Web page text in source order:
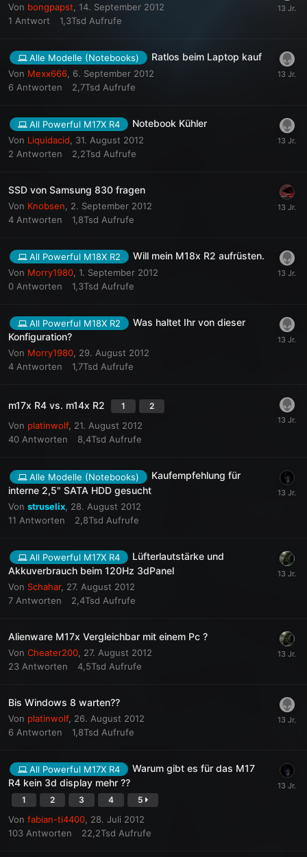
Von bongpapst
14. September 2012
1 Antwort 1,3Tsd Aufrufe
Alle Modelle (Notebooks) Ratlos beim Laptop kauf
Von Mexx666 6. September 2012
6 Antworten 2,7Tsd Aufrufe
All Powerful M17X R4 Notebook Kühler
Von Liquidacid
31. August 2012
2 Antworten 2,2Tsd Aufrufe
SSD von Samsung 830 fragen
Von Knobsen
2. September 2012
4 Antworten 1,8Tsd Aufrufe
All Powerful M18X R2 Will mein M18x R2 aufrüsten.
Von Morry1980, 1. September 2012
0 Antworten 1,3Tsd Aufrufe
All Powerful M18X R2
Was haltet Ihr von dieser
Konfiguration?
Von Morry1980, 29. August 2012
4 Antworten 1,7Tsd Aufrufe
m17x R4 vs. m14x R2 1 2
Von platinwolf, 21. August 2012
40 Antworten 8,4Tsd Aufrufe
Alle Modelle (Notebooks)
Kaufempfehlung für
interne 2,5" SATA HDD gesucht
Von struselix 28. August 2012
11 Antworten 2,8Tsd Aufrufe
All Powerful M17X R4
Lüfterlautstärke und
Akkuverbrauch beim 120Hz 3dPanel
Von Schahar, 27. August 2012
7 Antworten 2,4Tsd Aufrufe
Alienware M17x Vergleichbar mit einem Pc ?
Von Cheater200 27. August 2012
23 Antworten 4,5Tsd Aufrufe
Bis Windows 8 warten??
Von platinwolf, 26. August 2012
6 Antworten 1,8Tsd Aufrufe
All Powerful M17X R4
Warum gibt es für das M17
R4 kein 3d display mehr ??
1 2 3 4 5
Von fabian-ti4400 28. Juli 2012
103 Antworten 22,2Tsd Aufrufe